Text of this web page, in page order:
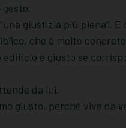
giustizia più piena”.
che è molto
è giusto se
da lui.
giusto, perché vive da